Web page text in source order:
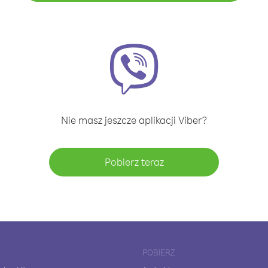
Nie masz jeszcze aplikacji Viber?
Pobierz teraz
POBIERZ